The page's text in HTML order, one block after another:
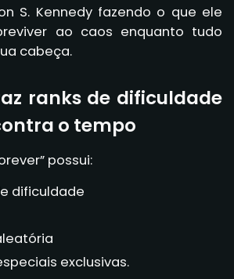
S. Kennedy fazendo o que ele
ao caos enquanto tudo
cabeça.
ranks de dificuldade
o tempo
possui:
dificuldade
exclusivas.